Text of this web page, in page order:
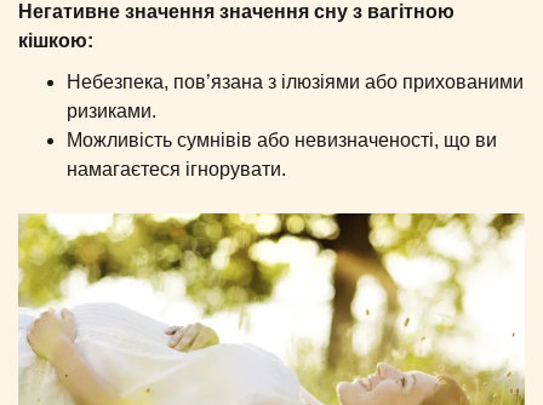
Негативне значення значення сну з вагітною
кішкою:
Небезпека, пов’язана з ілюзіями або прихованими
ризиками.
Можливість сумнівів або невизначеності, що ви
намагаєтеся ігнорувати.